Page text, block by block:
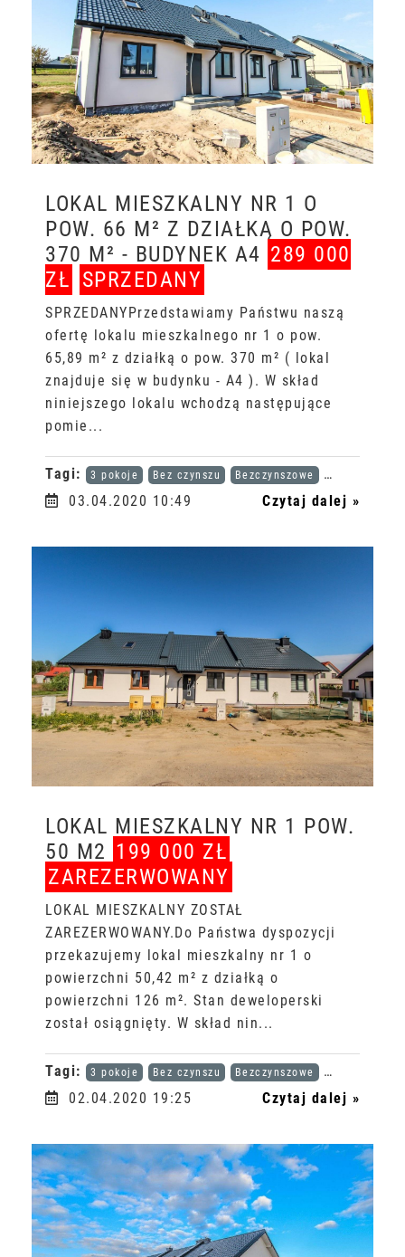
LOKAL MIESZKALNY NR 1 O
POW. 66 M² Z DZIAŁKĄ O POW.
370 M² - BUDYNEK A4 289 000
ZŁ SPRZEDANY
SPRZEDANYPrzedstawiamy Państwu naszą
ofertę lokalu mieszkalnego nr 1 o pow.
65,89 m² z działką o pow. 370 m² ( lokal
znajduje się w budynku - A4 ). W skład
niniejszego lokalu wchodzą następujące
pomie...
Tagi: 3 pokoje Bez czynszu Bezczynszowe Karta dużej
03.04.2020 10:49 Czytaj dalej »
LOKAL MIESZKALNY NR 1 POW.
50 M2 199 000 ZŁ
ZAREZERWOWANY
LOKAL MIESZKALNY ZOSTAŁ
ZAREZERWOWANY.Do Państwa dyspozycji
przekazujemy lokal mieszkalny nr 1 o
powierzchni 50,42 m² z działką o
powierzchni 126 m². Stan deweloperski
został osiągnięty. W skład nin...
Tagi: 3 pokoje Bez czynszu Bezczynszowe Karta dużej
02.04.2020 19:25 Czytaj dalej »